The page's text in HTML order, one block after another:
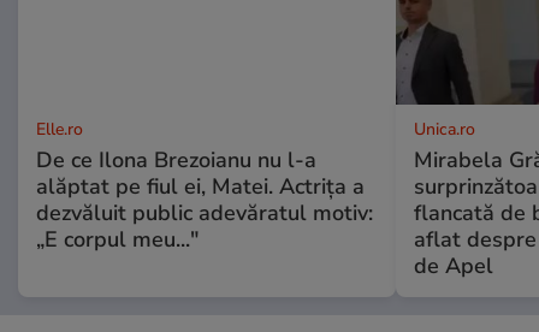
Elle.ro
De ce Ilona Brezoianu nu l-a
alăptat pe fiul ei, Matei. Actrița a
dezvăluit public adevăratul motiv:
„E corpul meu..."
Unica.ro
Mirabela
flancată de
aflat
de Apel